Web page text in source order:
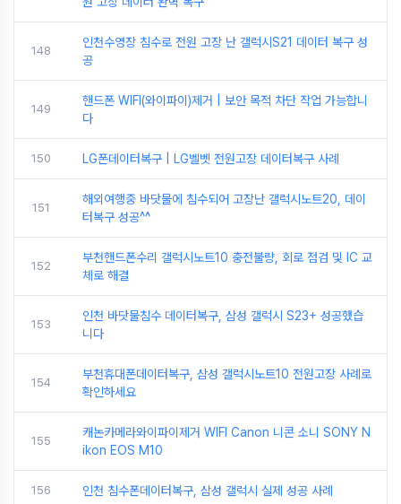
148
인천수영장 침수로 전원 고장 난 갤럭시S21 데이터 복구 성
공
149
핸드폰 WIFI(와이파이)제거 | 보안 목적 차단 작업 가능합니
다
150 LG폰데이터복구 | LG벨벳 전원고장 데이터복구 사례
151
해외여행중 바닷물에 침수되어 고장난 갤럭시노트20, 데이
터복구 성공^^
152
부천핸드폰수리 갤럭시노트10 충전불량, 회로 점검 및 IC 교
체로 해결
153
인천 바닷물침수 데이터복구, 삼성 갤럭시 S23+ 성공했습
니다
154
부천휴대폰데이터복구, 삼성 갤럭시노트10 전원고장 사례로
확인하세요
155
캐논카메라와이파이제거 WIFI Canon 니콘 소니 SONY N
ikon EOS M10
156 인천 침수폰데이터복구, 삼성 갤럭시 실제 성공 사례